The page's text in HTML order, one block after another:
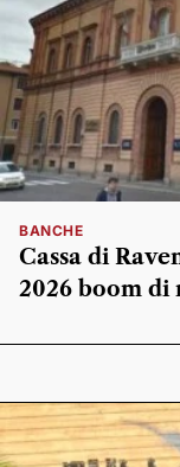
BANCHE
Cassa di
2026 boom di